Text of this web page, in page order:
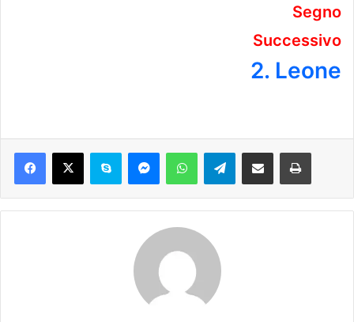
Segno
Successivo
2. Leone